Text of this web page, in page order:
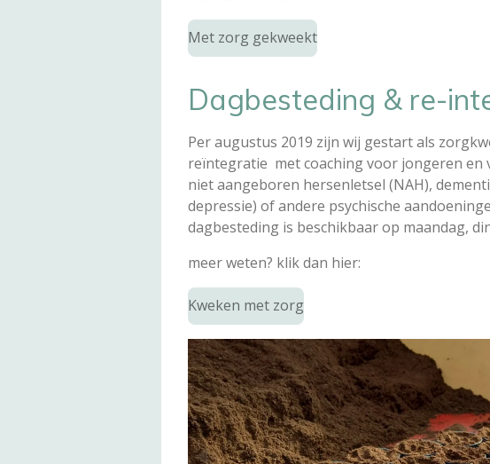
Met zorg gekweekt
Dagbesteding & re-
Per augustus 2019 zijn wij gestart als
reïntegratie met coaching voor jongeren en
niet aangeboren hersenletsel (NAH),
depressie) of andere psychische
dagbesteding is beschikbaar op maandag,
meer weten? klik dan hier:
Kweken met zorg